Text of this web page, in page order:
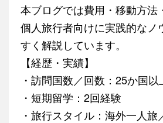
本ブログでは費用・移動方法
個人旅行者向けに実践的なノ
すく解説しています。
【経歴・実績】
・訪問国数／回数：25か国
・短期留学：2回経験
・旅行スタイル：海外一人旅